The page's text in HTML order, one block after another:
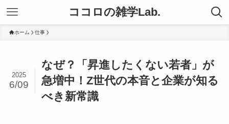
ココロの雑学Lab.
ホーム 仕事
なぜ？「昇進したくない若者」が
急増中！Z世代の本音と企業が知る
べき新常識
2025
6/09